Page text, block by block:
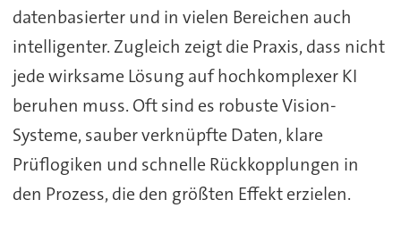
datenbasierter und in vielen Bereichen auch
intelligenter. Zugleich zeigt die Praxis, dass nicht
jede wirksame Lösung auf hochkomplexer KI
beruhen muss. Oft sind es robuste Vision-
Systeme, sauber verknüpfte Daten, klare
Prüflogiken und schnelle Rückkopplungen in
den Prozess, die den größten Effekt erzielen.